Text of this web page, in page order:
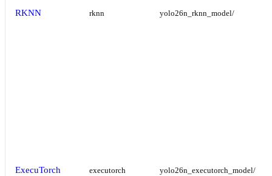
RKNN rknn yolo26n_rknn_model/
ExecuTorch executorch yolo26n_executorch_model/